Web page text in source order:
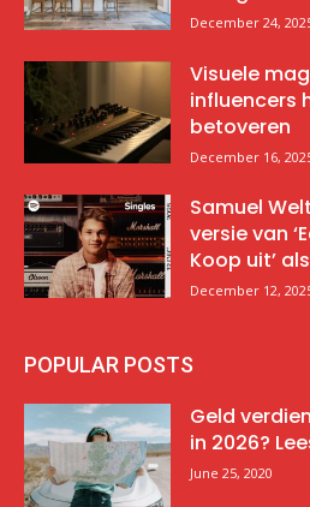
December 24,
Visuele
influencers
betoveren
December 16,
Samuel
versie van
Koop uit’
December 12,
POPULAR POSTS
Geld
in 2026?
June 25, 2020